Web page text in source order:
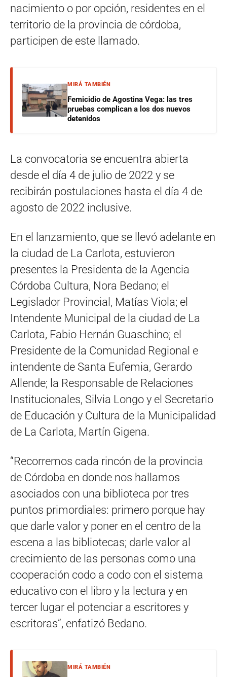
nacimiento o por opción, residentes en el
territorio de la provincia de córdoba,
participen de este llamado.
MIRÁ TAMBIÉN
Femicidio de Agostina Vega: las tres
pruebas complican a los dos nuevos
detenidos
La convocatoria se encuentra abierta
desde el día 4 de julio de 2022 y se
recibirán postulaciones hasta el día 4 de
agosto de 2022 inclusive.
En el lanzamiento, que se llevó adelante en
la ciudad de La Carlota, estuvieron
presentes la Presidenta de la Agencia
Córdoba Cultura, Nora Bedano; el
Legislador Provincial, Matías Viola; el
Intendente Municipal de la ciudad de La
Carlota, Fabio Hernán Guaschino; el
Presidente de la Comunidad Regional e
intendente de Santa Eufemia, Gerardo
Allende; la Responsable de Relaciones
Institucionales, Silvia Longo y el Secretario
de Educación y Cultura de la Municipalidad
de La Carlota, Martín Gigena.
“Recorremos cada rincón de la provincia
de Córdoba en donde nos hallamos
asociados con una biblioteca por tres
puntos primordiales: primero porque hay
que darle valor y poner en el centro de la
escena a las bibliotecas; darle valor al
crecimiento de las personas como una
cooperación codo a codo con el sistema
educativo con el libro y la lectura y en
tercer lugar el potenciar a escritores y
escritoras”, enfatizó Bedano.
MIRÁ TAMBIÉN